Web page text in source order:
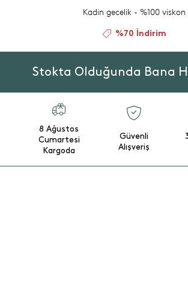
Kadin gecelik - %100 viskon
%70 İndirim
Stokta Olduğunda Bana
8 Ağustos
Cumartesi
Kargoda
Güvenli
Alışveriş